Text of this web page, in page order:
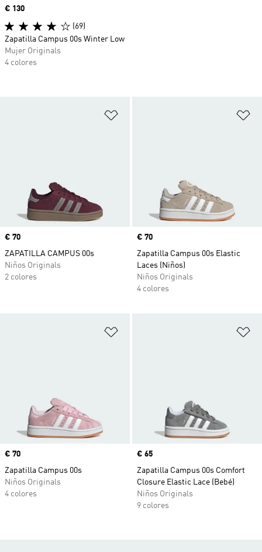
Precio
€ 70
ZAPATILLA CAMPUS 00s
Niños Originals
2 colores
Precio
€ 70
Zapatilla Campus 00s Elastic
Laces (Niños)
Niños Originals
4 colores
Precio
€ 70
Zapatilla Campus 00s
Niños Originals
4 colores
Precio
€ 65
Zapatilla Campus 00s Comfort
Closure Elastic Lace (Bebé)
Niños Originals
9 colores
Precio
€ 130
(69)
Zapatilla Campus 00s Winter Low
Mujer Originals
4 colores